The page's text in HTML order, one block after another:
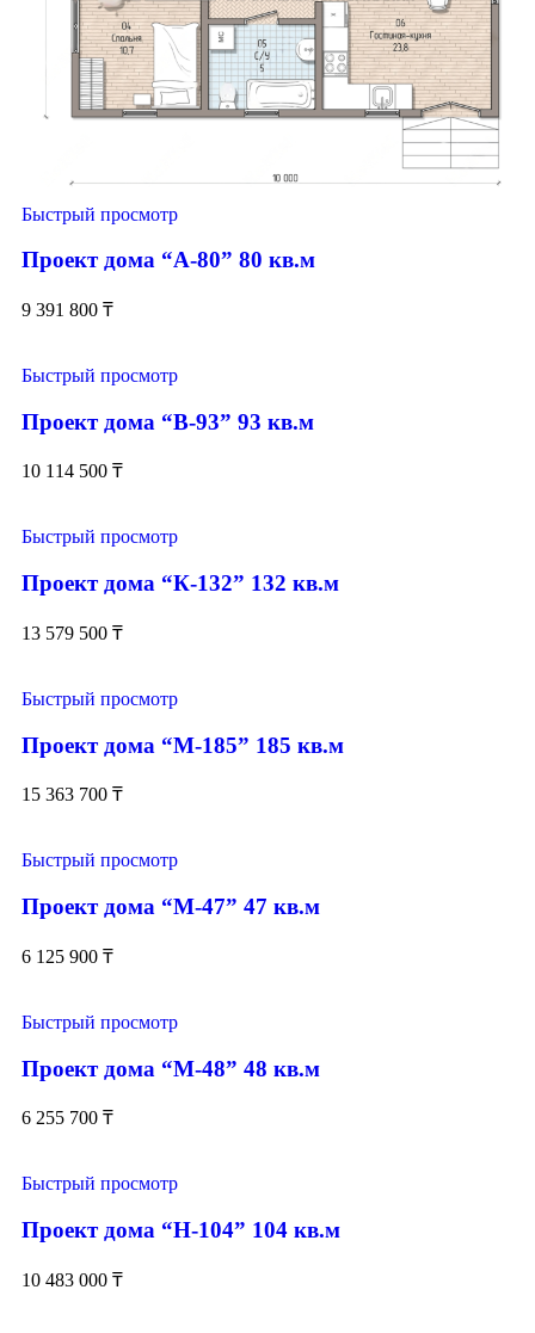
Быстрый просмотр
Проект дома “А-80” 80 кв.м
9 391 800 ₸
Быстрый просмотр
Проект дома “В-93” 93 кв.м
10 114 500 ₸
Быстрый просмотр
Проект дома “К-132” 132 кв.м
13 579 500 ₸
Быстрый просмотр
Проект дома “М-185” 185 кв.м
15 363 700 ₸
Быстрый просмотр
Проект дома “М-47” 47 кв.м
6 125 900 ₸
Быстрый просмотр
Проект дома “М-48” 48 кв.м
6 255 700 ₸
Быстрый просмотр
Проект дома “Н-104” 104 кв.м
10 483 000 ₸